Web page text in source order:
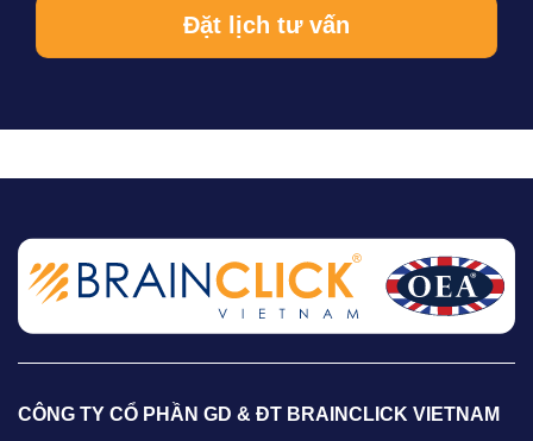
CÔNG TY CỔ PHẦN GD & ĐT BRAINCLICK VIETNAM